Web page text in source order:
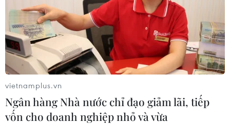
Nhấp chuột để xem kích thước chuẩn
Ông Tập Cận Bình tiếp tục được bầu làm Tổng
Bí thư Ban chấp hành Trung ương Đảng Cộng
sản Trung Quốc khóa XIX./.
vietnamplus.vn
Ngân hàng Nhà nước chỉ đạo giảm lãi, tiếp
vốn cho doanh nghiệp nhỏ và vừa